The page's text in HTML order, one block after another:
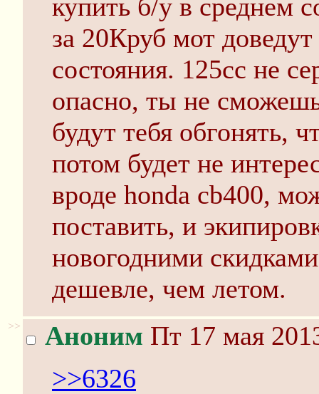
купить б/у в среднем
за 20Круб мот
состояния. 125сс не
опасно, ты не
будут тебя обгонять,
потом будет не
вроде honda cb400,
поставить, и
новогодними
дешевле, чем летом.
>> Аноним Пт 17 мая
>>6326